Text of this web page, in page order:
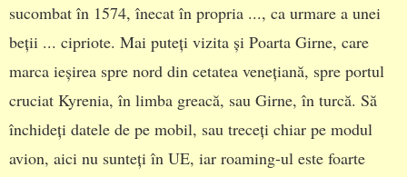
sucombat în 1574, înecat în propria ..., ca urmare a unei
beții ... cipriote. Mai puteți vizita și Poarta Girne, care
marca ieșirea spre nord din cetatea venețiană, spre portul
cruciat Kyrenia, în limba greacă, sau Girne, în turcă. Să
închideți datele de pe mobil, sau treceți chiar pe modul
avion, aici nu sunteți în UE, iar roaming-ul este foarte